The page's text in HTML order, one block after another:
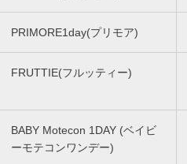
PRIMORE1day(プリモア)
FRUTTIE(フルッティー)
BABY Motecon 1DAY (ベイビ
ーモテコンワンデー)